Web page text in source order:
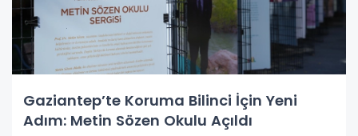
Gaziantep’te Koruma Bilinci İçin Yeni
Adım: Metin Sözen Okulu Açıldı